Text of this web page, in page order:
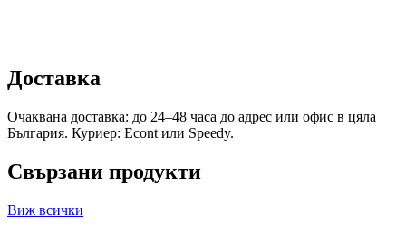
Доставка
Очаквана доставка: до 24–48 часа до адрес или офис в цяла
България. Куриер: Econt или Speedy.
Свързани продукти
Виж всички